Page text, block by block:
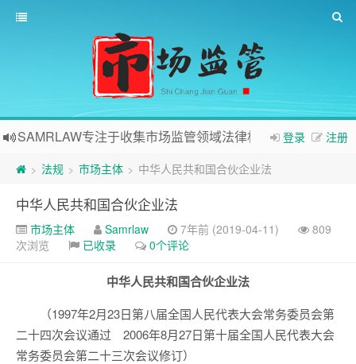
登录 注册
SAMRLAW专注于收集市场监管领域法律相关内容
> 法规 > 市场主体 > 中华人民共和国合伙企业法
中华人民共和国合伙企业法
市场主体 Samrlaw 7年前 (2019-04-11)
809
次浏览
已收录 0个评论
中华人民共和国合伙企业法
（1997年2月23日第八届全国人民代表大会常务委员会第
二十四次会议通过 2006年8月27日第十届全国人民代表大会
常务委员会第二十三次会议修订）